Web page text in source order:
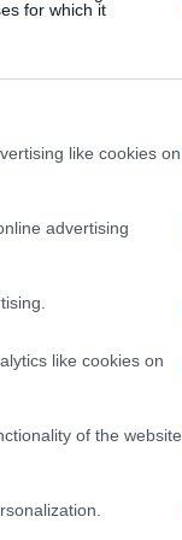
for which it
like cookies on
advertising
like cookies on
of the website
alla
un
È qui
loro
il cloud.